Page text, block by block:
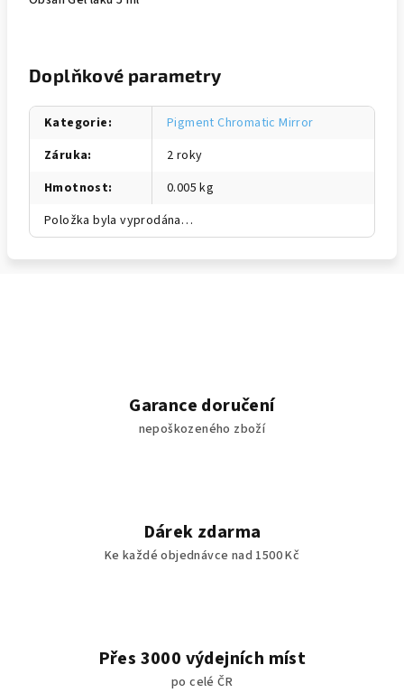
Doplňkové parametry
Kategorie:
Pigment Chromatic Mirror
Záruka:
2 roky
Hmotnost:
0.005 kg
Položka byla vyprodána…
Garance doručení
nepoškozeného zboží
Dárek zdarma
Ke každé objednávce nad 1500 Kč
Přes 3000 výdejních míst
po celé ČR